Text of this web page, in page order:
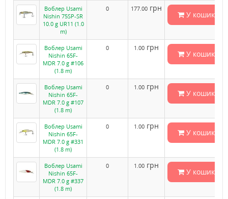
Воблер Usami
Nishin 75SP-SR
10.0 g UR11 (1.0
m)
0 177.00 грн
У кошик
Воблер Usami
Nishin 65F-
MDR 7.0 g #106
(1.8 m)
0 1.00 грн
У кошик
Воблер Usami
Nishin 65F-
MDR 7.0 g #107
(1.8 m)
0 1.00 грн
У кошик
Воблер Usami
Nishin 65F-
MDR 7.0 g #331
(1.8 m)
0 1.00 грн
У кошик
Воблер Usami
Nishin 65F-
MDR 7.0 g #337
(1.8 m)
0 1.00 грн
У кошик